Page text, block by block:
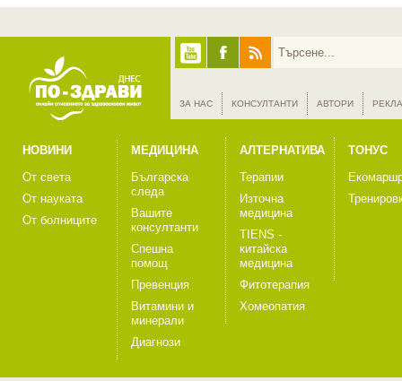
ЗА НАС КОНСУЛТАНТИ АВТОРИ
НОВИНИ
От света
От науката
От болниците
МЕДИЦИНА
Българска
следа
Вашите
консултанти
Спешна
помощ
Превенция
Витамини и
минерали
Диагнози
АЛТЕРНАТИВА
Терапии
Източна
медицина
TIENS -
китайска
медицина
Фитотерапия
Хомеопатия
ТОНУС